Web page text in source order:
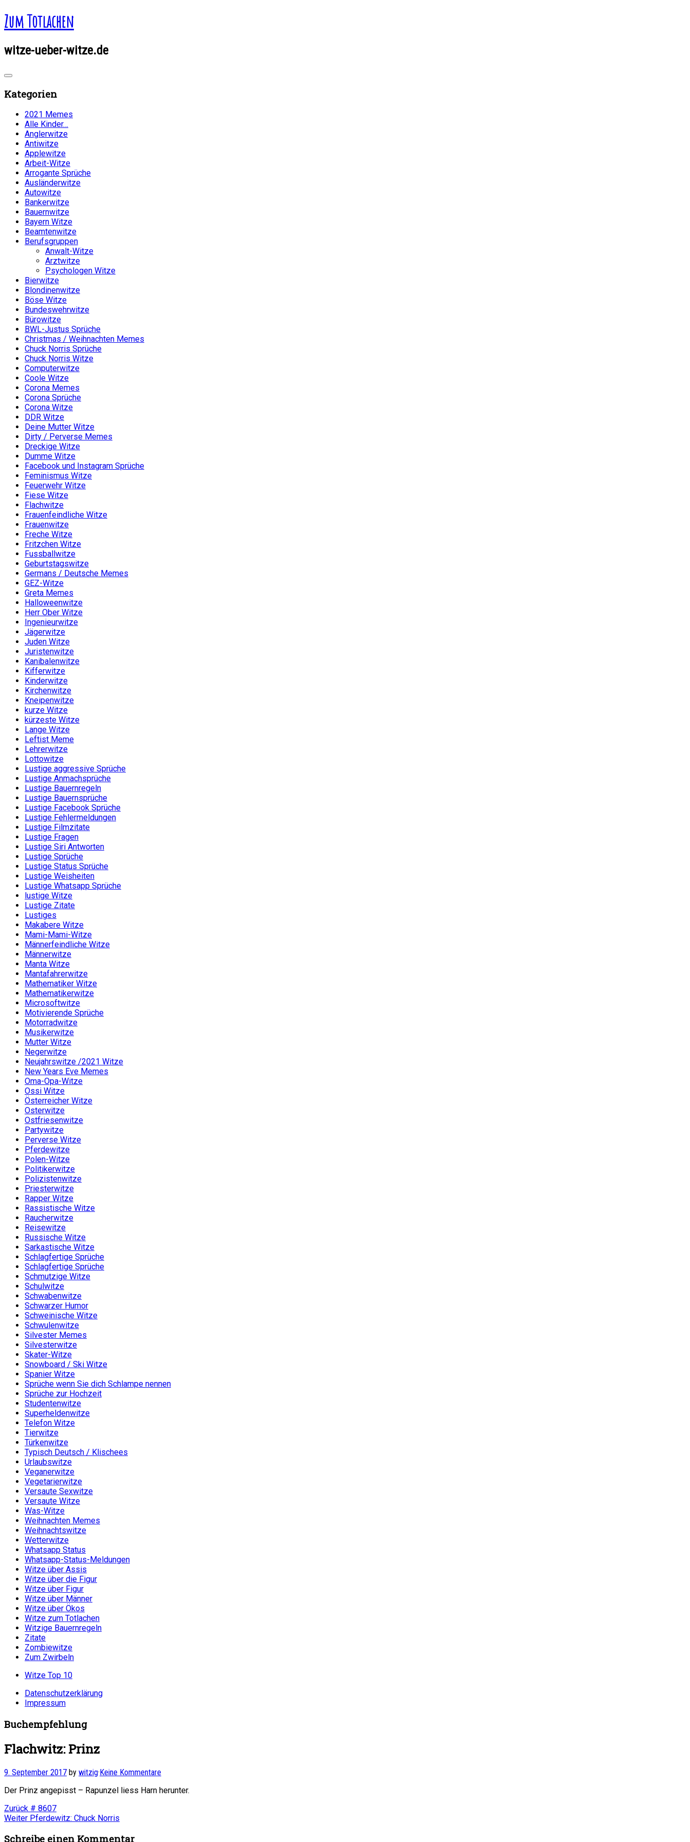
Zum Totlachen
witze-ueber-witze.de
Kategorien
2021 Memes
Alle Kinder…
Anglerwitze
Antiwitze
Applewitze
Arbeit-Witze
Arrogante Sprüche
Ausländerwitze
Autowitze
Bankerwitze
Bauernwitze
Bayern Witze
Beamtenwitze
Berufsgruppen
Anwalt-Witze
Arztwitze
Psychologen Witze
Bierwitze
Blondinenwitze
Böse Witze
Bundeswehrwitze
Bürowitze
BWL-Justus Sprüche
Christmas / Weihnachten Memes
Chuck Norris Sprüche
Chuck Norris Witze
Computerwitze
Coole Witze
Corona Memes
Corona Sprüche
Corona Witze
DDR Witze
Deine Mutter Witze
Dirty / Perverse Memes
Dreckige Witze
Dumme Witze
Facebook und Instagram Sprüche
Feminismus Witze
Feuerwehr Witze
Fiese Witze
Flachwitze
Frauenfeindliche Witze
Frauenwitze
Freche Witze
Fritzchen Witze
Fussballwitze
Geburtstagswitze
Germans / Deutsche Memes
GEZ-Witze
Greta Memes
Halloweenwitze
Herr Ober Witze
Ingenieurwitze
Jägerwitze
Juden Witze
Juristenwitze
Kanibalenwitze
Kifferwitze
Kinderwitze
Kirchenwitze
Kneipenwitze
kurze Witze
kürzeste Witze
Lange Witze
Leftist Meme
Lehrerwitze
Lottowitze
Lustige aggressive Sprüche
Lustige Anmachsprüche
Lustige Bauernregeln
Lustige Bauernsprüche
Lustige Facebook Sprüche
Lustige Fehlermeldungen
Lustige Filmzitate
Lustige Fragen
Lustige Siri Antworten
Lustige Sprüche
Lustige Status Sprüche
Lustige Weisheiten
Lustige Whatsapp Sprüche
lustige Witze
Lustige Zitate
Lustiges
Makabere Witze
Mami-Mami-Witze
Männerfeindliche Witze
Männerwitze
Manta Witze
Mantafahrerwitze
Mathematiker Witze
Mathematikerwitze
Microsoftwitze
Motivierende Sprüche
Motorradwitze
Musikerwitze
Mutter Witze
Negerwitze
Neujahrswitze /2021 Witze
New Years Eve Memes
Oma-Opa-Witze
Ossi Witze
Österreicher Witze
Osterwitze
Ostfriesenwitze
Partywitze
Perverse Witze
Pferdewitze
Polen-Witze
Politikerwitze
Polizistenwitze
Priesterwitze
Rapper Witze
Rassistische Witze
Raucherwitze
Reisewitze
Russische Witze
Sarkastische Witze
Schlagfertige Sprüche
Schlagfertige Sprüche
Schmutzige Witze
Schulwitze
Schwabenwitze
Schwarzer Humor
Schweinische Witze
Schwulenwitze
Silvester Memes
Silvesterwitze
Skater-Witze
Snowboard / Ski Witze
Spanier Witze
Sprüche wenn Sie dich Schlampe nennen
Sprüche zur Hochzeit
Studentenwitze
Superheldenwitze
Telefon Witze
Tierwitze
Türkenwitze
Typisch Deutsch / Klischees
Urlaubswitze
Veganerwitze
Vegetarierwitze
Versaute Sexwitze
Versaute Witze
Was-Witze
Weihnachten Memes
Weihnachtswitze
Wetterwitze
Whatsapp Status
Whatsapp-Status-Meldungen
Witze über Assis
Witze über die Figur
Witze über Figur
Witze über Männer
Witze über Ökos
Witze zum Totlachen
Witzige Bauernregeln
Zitate
Zombiewitze
Zum Zwirbeln
Witze Top 10
Datenschutzerklärung
Impressum
Buchempfehlung
Flachwitz: Prinz
9. September 2017 by witzig·Keine Kommentare
Der Prinz angepisst – Rapunzel liess Harn herunter.
Beitragsnavigation
Zurück Vorheriger
Beitrag:
# 8607
Weiter Nächster
Pferdewitz: Chuck Norris
Schreibe einen Kommentar